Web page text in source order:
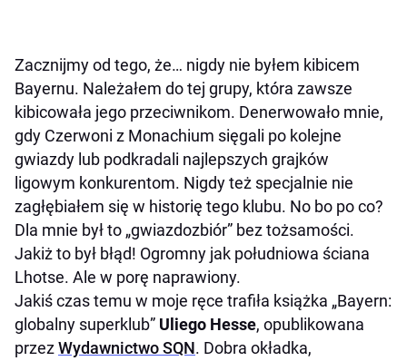
Zacznijmy od tego, że… nigdy nie byłem kibicem
Bayernu. Należałem do tej grupy, która zawsze
kibicowała jego przeciwnikom. Denerwowało mnie,
gdy Czerwoni z Monachium sięgali po kolejne
gwiazdy lub podkradali najlepszych grajków
ligowym konkurentom. Nigdy też specjalnie nie
zagłębiałem się w historię tego klubu. No bo po co?
Dla mnie był to „gwiazdozbiór” bez tożsamości.
Jakiż to był błąd! Ogromny jak południowa ściana
Lhotse. Ale w porę naprawiony.
Jakiś czas temu w moje ręce trafiła książka „Bayern:
globalny superklub” Uliego Hesse, opublikowana
przezWydawnictwo SQN. Dobra okładka,